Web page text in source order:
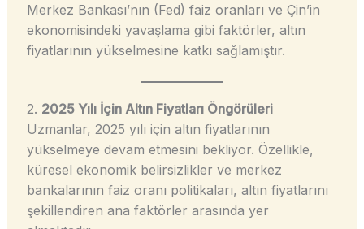
Merkez Bankası’nın (Fed) faiz oranları ve Çin’in
ekonomisindeki yavaşlama gibi faktörler, altın
fiyatlarının yükselmesine katkı sağlamıştır.
2. 2025 Yılı İçin Altın Fiyatları Öngörüleri
Uzmanlar, 2025 yılı için altın fiyatlarının
yükselmeye devam etmesini bekliyor. Özellikle,
küresel ekonomik belirsizlikler ve merkez
bankalarının faiz oranı politikaları, altın fiyatlarını
şekillendiren ana faktörler arasında yer